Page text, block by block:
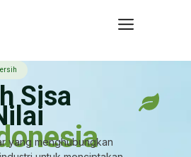
Sisa
yang menghubungkan